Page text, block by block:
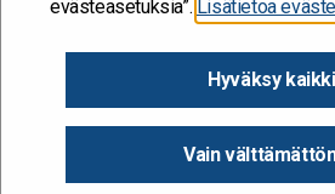
evästeasetuksia”. Lisätietoa
Hyväksy kaikki
Vain
16.7.2020
(artikkelit, blogit, tapahtumat ja